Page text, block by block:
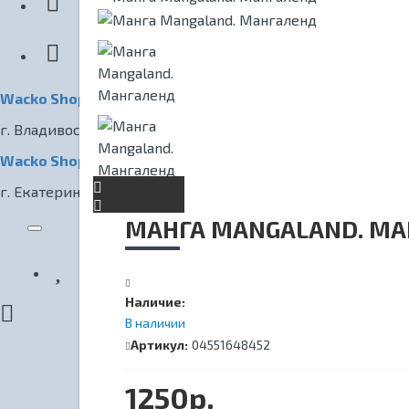
Wacko Shop Владивосток
г. Владивосток, ул. Светланская, 7
Wacko Shop Екатеринбург
г. Екатеринбург, ул. Радищева, 1
КИНОТЕАТР
МАНГА MANGALAND.
Наличие:
В наличии
Артикул: 04551648452
1250р.